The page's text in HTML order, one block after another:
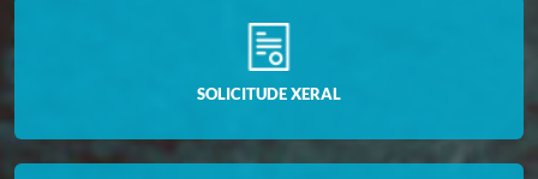
SOLICITUDE XERAL